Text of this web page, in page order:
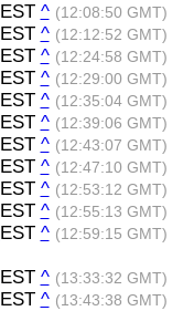
EST ^ (12:08:50 GMT)
EST ^ (12:12:52 GMT)
EST ^ (12:24:58 GMT)
EST ^ (12:29:00 GMT)
EST ^ (12:35:04 GMT)
EST ^ (12:39:06 GMT)
EST ^ (12:43:07 GMT)
EST ^ (12:47:10 GMT)
EST ^ (12:53:12 GMT)
EST ^ (12:55:13 GMT)
EST ^ (12:59:15 GMT)
EST ^ (13:33:32 GMT)
EST ^ (13:43:38 GMT)